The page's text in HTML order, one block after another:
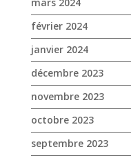
octobre 2023
septembre 2023
août 2023
juin 2023
mai 2023
avril 2023
mars 2023